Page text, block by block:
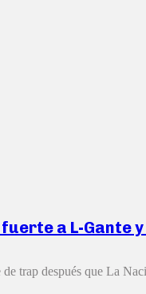
a L-
trap después que La